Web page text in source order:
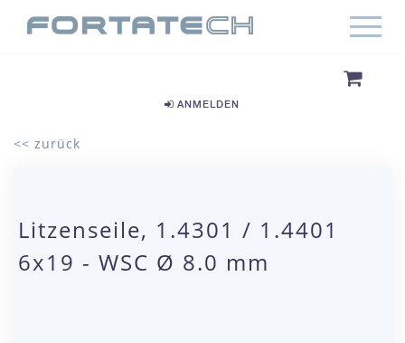
ANMELDEN
<< zurück
Litzenseile, 1.4301 / 1.4401
6x19 - WSC Ø 8.0 mm